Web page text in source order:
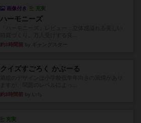
画像付き 充実
ハーモニーズ
約3時間前
クイズすごろく かぶーる
約3時間前
充実